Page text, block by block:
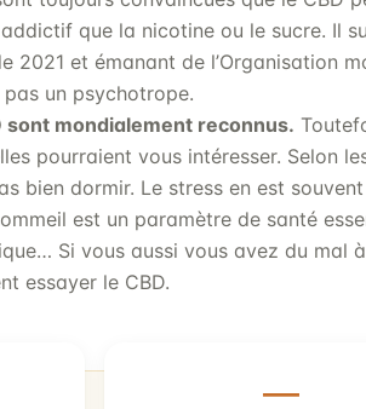
que la nicotine ou le sucre. Il
2021 et émanant de l’Organisation
pas un psychotrope.
sont mondialement reconnus.
pourraient vous intéresser. Selon
bien dormir. Le stress en est
est un paramètre de santé
Si vous aussi vous avez du mal
essayer le CBD.
—